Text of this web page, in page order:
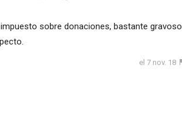
sobre donaciones, bastante gravoso
el 7 nov. 18